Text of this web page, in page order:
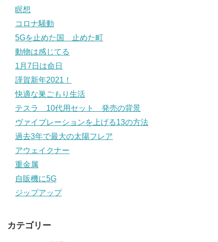
瞑想
コロナ騒動
5Gを止めた国 止めた町
動物は感じてる
1月7日は命日
謹賀新年2021！
快適な巣ごもり生活
テスラ 10代用セット 発売の背景
ヴァイブレーションを上げる13の方法
過去3年で最大の太陽フレア
アウェイクナー
重金属
自販機に5G
ジップアップ
カテゴリー